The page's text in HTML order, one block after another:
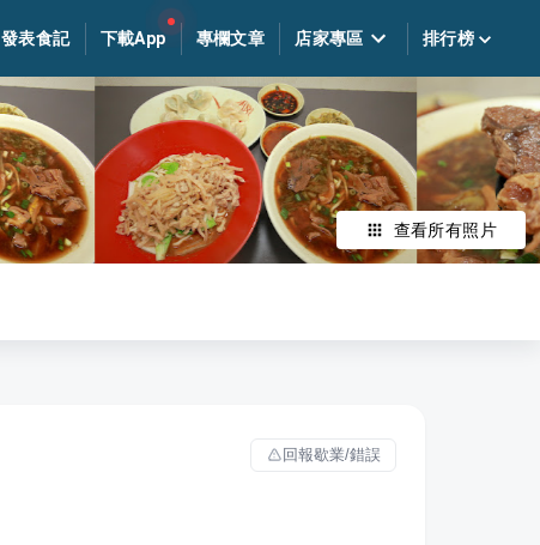
發表食記 下載App 專欄文章 店家專區 排行榜
查看所有照片
回報歇業/錯誤